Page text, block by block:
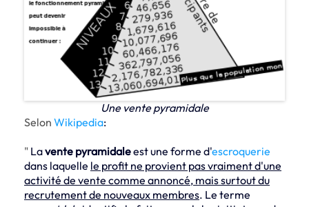
Une vente pyramidale
Selon Wikipedia:
" Lavente pyramidaleest une forme d'escroquerie
dans laquelle le profit ne provient pas vraiment d'une
activité de vente comme annoncé, mais surtout du
recrutement de nouveaux membres. Le terme